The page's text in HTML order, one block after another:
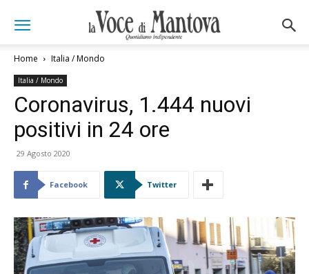
Home Italia / Mondo
Italia / Mondo
Coronavirus, 1.444 nuovi
positivi in 24 ore
29 Agosto 2020
Facebook Twitter